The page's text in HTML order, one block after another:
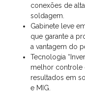
conexões de
soldagem.
Gabinete leve
que garante a
a vantagem do
Tecnologia
melhor controle
resultados em
e MIG.